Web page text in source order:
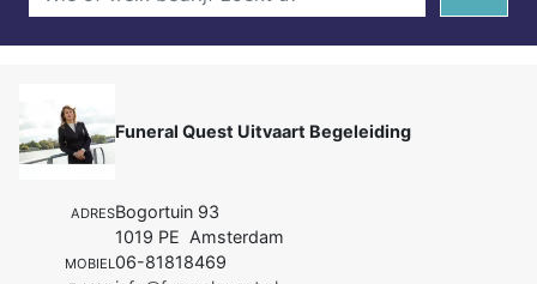
Funeral Quest Uitvaart Begeleiding
ADRESBogortuin 93
1019 PE Amsterdam
MOBIEL06-81818469